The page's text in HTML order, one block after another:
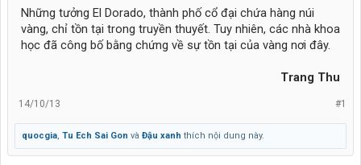
Những tưởng El Dorado, thành phố cổ đại chứa hàng núi
vàng, chỉ tồn tại trong truyền thuyết. Tuy nhiên, các nhà khoa
học đã công bố bằng chứng về sự tồn tại của vàng nơi đây.
Trang Thu
#1
14/10/13
quocgia, Tu Ech Sai Gon và Đậu xanh thích nội dung này.